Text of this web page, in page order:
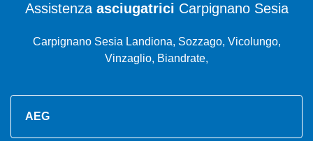
Assistenza asciugatrici Carpignano Sesia
Carpignano Sesia Landiona, Sozzago, Vicolungo,
Vinzaglio, Biandrate,
AEG